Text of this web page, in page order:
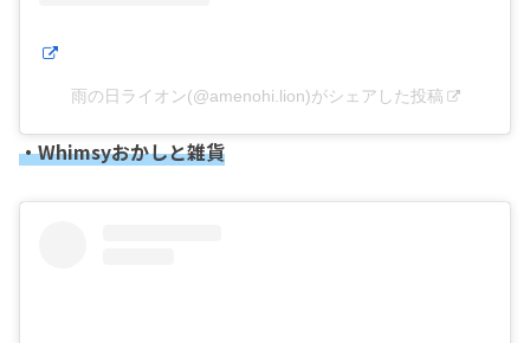
雨の日ライオン(@amenohi.lion)がシェアした投稿
・Whimsyおかしと雑貨